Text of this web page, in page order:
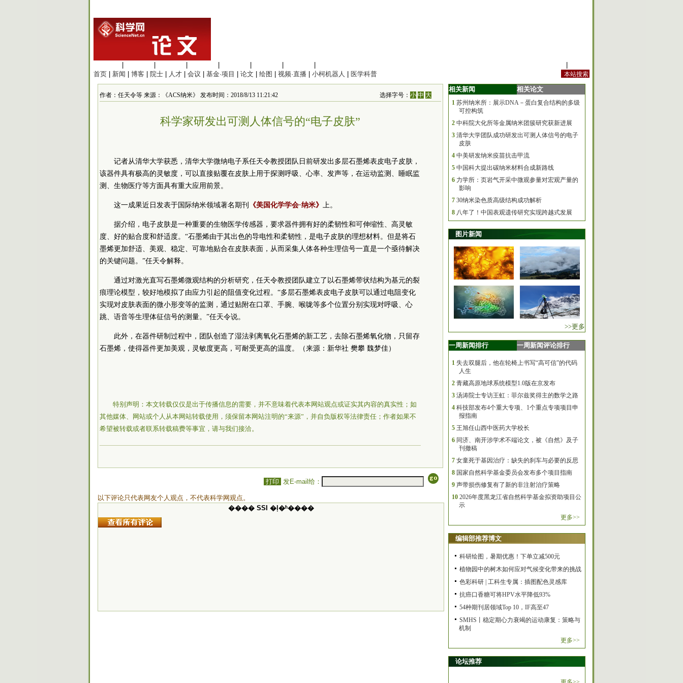
首页
新闻 博客 院士 人才 会议 基金·项目 论文 绘图 视频·直播 小柯机器人 医学科普
作者：任天令等 来源：《ACS纳米》 发布时间：2018/8/13 11:21:42 选择字号：小 中 大
科学家研发出可测人体信号的“电子皮肤”
记者从清华大学获悉，清华大学微纳电子系任天令教授团队日前研发出多层石墨烯表皮电子皮肤，
该器件具有极高的灵敏度，可以直接贴覆在皮肤上用于探测呼吸、心率、发声等，在运动监测、睡眠监
测、生物医疗等方面具有重大应用前景。
这一成果近日发表于国际纳米领域著名期刊 《美国化学学会·纳米》 上。
据介绍，电子皮肤是一种重要的生物医学传感器，要求器件拥有好的柔韧性和可伸缩性、高灵敏
度、好的贴合度和舒适度。“石墨烯由于其出色的导电性和柔韧性，是电子皮肤的理想材料。但是将石
墨烯更加舒适、美观、稳定、可靠地贴合在皮肤表面，从而采集人体各种生理信号一直是一个亟待解决
的关键问题。”任天令解释。
通过对激光直写石墨烯微观结构的分析研究，任天令教授团队建立了以石墨烯带状结构为基元的裂
痕理论模型，较好地模拟了由应力引起的阻值变化过程。“多层石墨烯表皮电子皮肤可以通过电阻变化
实现对皮肤表面的微小形变等的监测，通过贴附在口罩、手腕、喉咙等多个位置分别实现对呼吸、心
跳、语音等生理体征信号的测量。”任天令说。
此外，在器件研制过程中，团队创造了湿法剥离氧化石墨烯的新工艺，去除石墨烯氧化物，只留存
石墨烯，使得器件更加美观，灵敏度更高，可耐受更高的温度。（来源：新华社 樊攀 魏梦佳）
特别声明：本文转载仅仅是出于传播信息的需要，并不意味着代表本网站观点或证实其内容的真实性；如
其他媒体、网站或个人从本网站转载使用，须保留本网站注明的“来源”，并自负版权等法律责任；作者如果不
希望被转载或者联系转载稿费等事宜，请与我们接洽。
打印 发E-mail给：
以下评论只代表网友个人观点，不代表科学网观点。
���� SSI �ļ�ʱ����
相关新闻 相关论文
1 苏州纳米所：展示DNA－蛋白复合结构的多级
可控构筑
2 中科院大化所等金属纳米团簇研究获新进展
3 清华大学团队成功研发出可测人体信号的电子
皮肤
4 中美研发纳米疫苗抗击甲流
5 中国科大提出碳纳米材料合成新路线
6 力学所：页岩气开采中微观参量对宏观产量的
影响
7 30纳米染色质高级结构成功解析
8 八年了！中国表观遗传研究实现跨越式发展
图片新闻
>>更多
一周新闻排行 一周新闻评论排行
1 失去双腿后，他在轮椅上书写“高可信”的代码
人生
2 青藏高原地球系统模型1.0版在京发布
3 汤涛院士专访王虹：菲尔兹奖得主的数学之路
4 科技部发布4个重大专项、1个重点专项项目申
报指南
5 王旭任山西中医药大学校长
6 同济、南开涉学术不端论文，被《自然》及子
刊撤稿
7 女童死于基因治疗：缺失的刹车与必要的反思
8 国家自然科学基金委员会发布多个项目指南
9 声带损伤修复有了新的非注射治疗策略
10 2026年度黑龙江省自然科学基金拟资助项目公
示
更多>>
编辑部推荐博文
科研绘图，暑期优惠！下单立减500元
植物园中的树木如何应对气候变化带来的挑战
色彩科研 | 工科生专属：插图配色灵感库
抗癌口香糖可将HPV水平降低93%
54种期刊居领域Top 10，IF高至47
SMHS丨稳定期心力衰竭的运动康复：策略与
机制
更多>>
论坛推荐